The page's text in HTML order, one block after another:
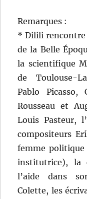
Remarques :
* Dilili rencontre
de la Belle
la scientifique
de Toulouse-
Pablo Picasso,
Rousseau et
Louis Pasteur,
compositeurs
femme
institutrice), la
l’aide dans
Colette, les